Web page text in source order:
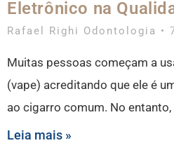
Eletrônico na
Rafael Righi Odontologia
Muitas pessoas começam a
(vape) acreditando que ele é
ao cigarro comum. No
Leia mais »